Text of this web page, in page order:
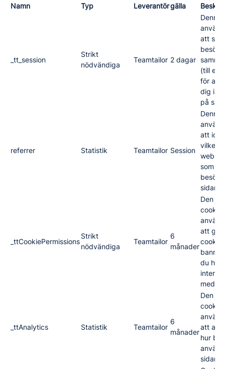
Namn Typ Leverantörgälla
_tt_session
Strikt
nödvändiga
Teamtailor 2 dagar
Denna
att
(till
för att
dig
på
referrer Statistik Teamtailor Session
Denna
att
vilken
som
sidan.
_ttCookiePermissions
Strikt
nödvändiga
Teamtailor
6
månader
Den
att
cookie-
du har
med
_ttAnalytics Statistik Teamtailor
6
månader
Den
att
hur
sidan.